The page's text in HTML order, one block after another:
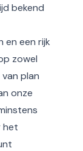
bekend
en een rijk
zowel
plan
onze
het